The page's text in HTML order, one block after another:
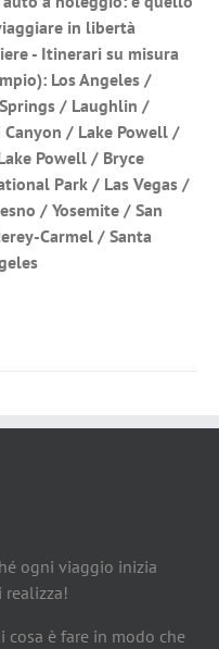
in libertà
- Itinerari su misura
Los Angeles /
/ Laughlin /
/ Lake Powell /
Powell / Bryce
Park / Las Vegas /
/ Yosemite / San
Carmel / Santa
ogni viaggio inizia
realizza!
è fare in modo che